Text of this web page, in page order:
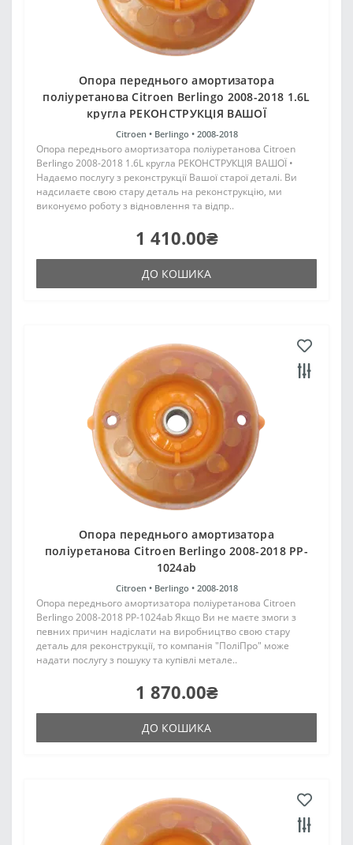
Опора переднього амортизатора
поліуретанова Citroen Berlingo 2008-2018 1.6L
кругла РЕКОНСТРУКЦІЯ ВАШОЇ
Citroen • Berlingo • 2008-2018
Опора переднього амортизатора поліуретанова Citroen
Berlingo 2008-2018 1.6L кругла РЕКОНСТРУКЦІЯ ВАШОЇ •
Надаємо послугу з реконструкції Вашої старої деталі. Ви
надсилаєте свою стару деталь на реконструкцію, ми
виконуємо роботу з відновлення та відпр..
1 410.00₴
ДО КОШИКА
Опора переднього амортизатора
поліуретанова Citroen Berlingo 2008-2018 PP-
1024ab
Citroen • Berlingo • 2008-2018
Опора переднього амортизатора поліуретанова Citroen
Berlingo 2008-2018 PP-1024ab Якщо Ви не маєте змоги з
певних причин надіслати на виробництво свою стару
деталь для реконструкції, то компанія "ПоліПро" може
надати послугу з пошуку та купівлі метале..
1 870.00₴
ДО КОШИКА